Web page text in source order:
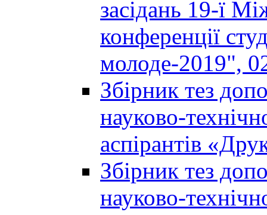
засідань 19-ї
конференції
молоде-2019",
Збірник тез
науково-
аспірантів
Збірник тез
науково-